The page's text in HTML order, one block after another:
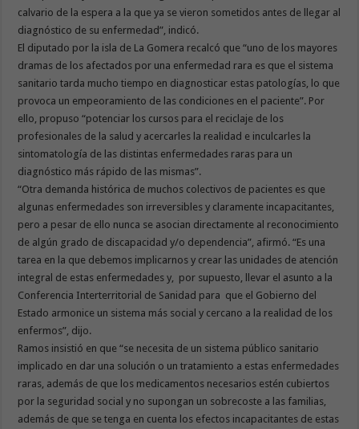
calvario de la espera a la que ya se vieron sometidos antes de llegar al
diagnóstico de su enfermedad”, indicó.
El diputado por la isla de La Gomera recalcó que “uno de los mayores
dramas de los afectados por una enfermedad rara es que el sistema
sanitario tarda mucho tiempo en diagnosticar estas patologías, lo que
provoca un empeoramiento de las condiciones en el paciente”. Por
ello, propuso “potenciar los cursos para el reciclaje de los
profesionales de la salud y acercarles la realidad e inculcarles la
sintomatología de las distintas enfermedades raras para un
diagnóstico más rápido de las mismas”.
“Otra demanda histórica de muchos colectivos de pacientes es que
algunas enfermedades son irreversibles y claramente incapacitantes,
pero a pesar de ello nunca se asocian directamente al reconocimiento
de algún grado de discapacidad y/o dependencia”, afirmó. “Es una
tarea en la que debemos implicarnos y crear las unidades de atención
integral de estas enfermedades y, por supuesto, llevar el asunto a la
Conferencia Interterritorial de Sanidad para que el Gobierno del
Estado armonice un sistema más social y cercano a la realidad de los
enfermos”, dijo.
Ramos insistió en que “se necesita de un sistema público sanitario
implicado en dar una solución o un tratamiento a estas enfermedades
raras, además de que los medicamentos necesarios estén cubiertos
por la seguridad social y no supongan un sobrecoste a las familias,
además de que se tenga en cuenta los efectos incapacitantes de estas